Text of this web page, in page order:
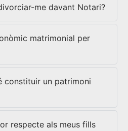
me davant Notari?
matrimonial per
constituir un patrimoni
respecte als meus fills